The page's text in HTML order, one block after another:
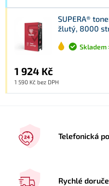
SUPERA®
žlutý, 8000
Skladem
1 924 Kč
1 590 Kč bez DPH
Telefonická
Rychlé